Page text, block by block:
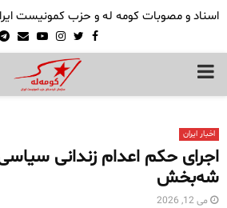
اسناد و مصوبات کومه له و حزب کمونیست
Facebook
Twitter
Instagram
PRIMARY
اخبار ایران
اجرای حکم اعدام زندانی
شه‌بخش
می 12, 2026